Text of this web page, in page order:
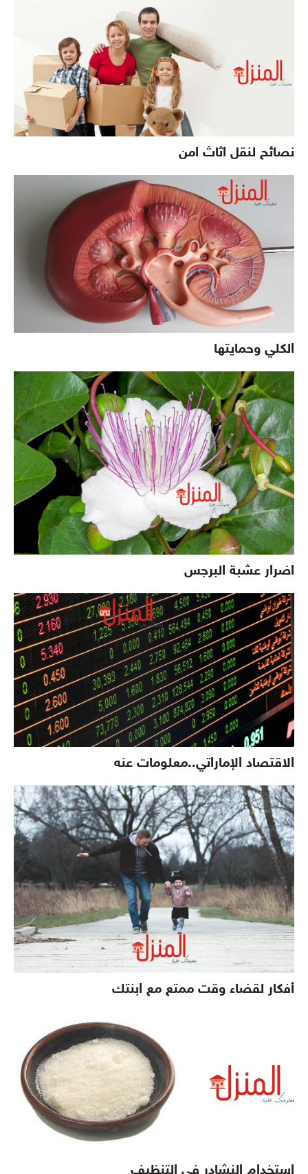
نصائح لنقل اثاث امن
الكلي وحمايتها
اضرار عشبة البرجس
الاقتصاد الإماراتي..معلومات عنه
أفكار لقضاء وقت ممتع مع ابنتك
استخدام النشادر فى التنظيف